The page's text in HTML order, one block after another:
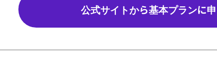
公式サイトから基本プランに